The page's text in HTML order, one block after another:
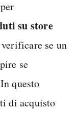
su store
se un
se
questo
di acquisto